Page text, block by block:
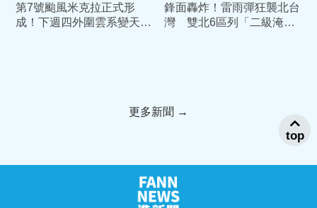
第7號颱風米克拉正式形
成！下週四外圍雲系變天南
鋒面轟炸！雷雨彈狂襲北台
灣 雙北6區列「二級淹水
更多新聞 →
top